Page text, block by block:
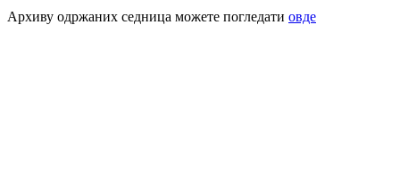
Архиву одржаних седница можете погледати овде